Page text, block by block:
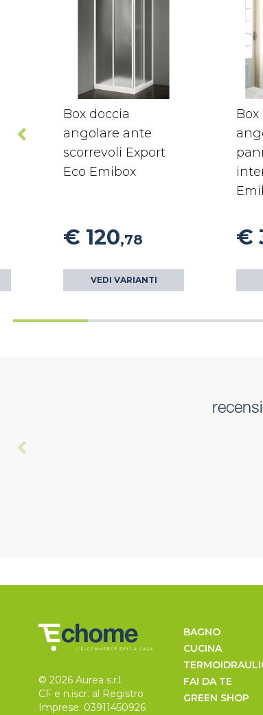
Box doccia
angolare ante
scorrevoli Export
Eco Emibox
€ 120,78
VEDI VARIANTI
Box
€
© 2026 Aurea s.r.l.
CF e n.iscr. al Registro
Imprese: 03911450926
BAGNO
CUCINA
FAI DA TE
GREEN SHOP